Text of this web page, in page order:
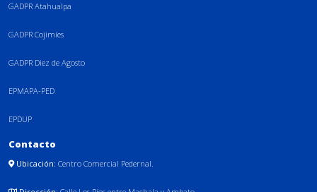
GADPR Atahualpa
GADPR Cojimíes
GADPR Diez de Agosto
EPMAPA-PED
EPDUP
Contacto
Ubicación: Centro Comercial Pedernal.